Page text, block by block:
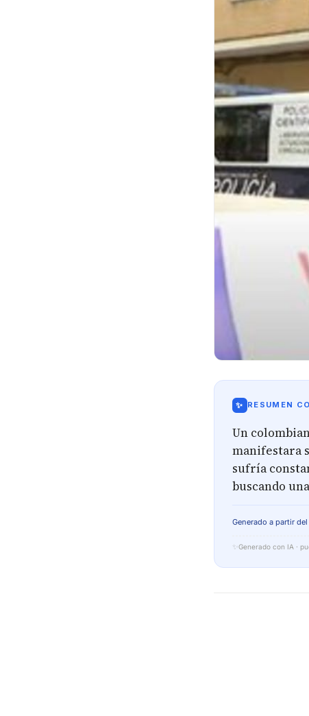
✨ RESUMEN
Un
manifestara
sufría
buscando
Generado a partir
✨ Generado con IA ·